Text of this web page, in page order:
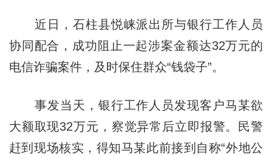
近日，石柱县悦崃派出所与银行工作人员
协同配合，成功阻止一起涉案金额达32万元的
电信诈骗案件，及时保住群众“钱袋子”。
事发当天，银行工作人员发现客户马某欲
大额取现32万元，察觉异常后立即报警。民警
赶到现场核实，得知马某此前接到自称“外地公